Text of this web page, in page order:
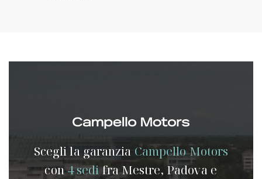
Scegli la garanzia Campello Motors
con4 sedifra Mestre, Padova e